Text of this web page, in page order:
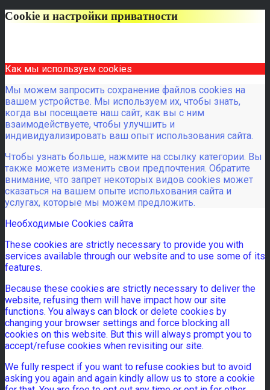
Cookie и настройки приватности
Как мы используем cookies
Мы можем запросить сохранение файлов cookies на
вашем устройстве. Мы используем их, чтобы знать,
когда вы посещаете наш сайт, как вы с ним
взаимодействуете, чтобы улучшить и
индивидуализировать ваш опыт использования сайта.
Чтобы узнать больше, нажмите на ссылку категории. Вы
также можете изменить свои предпочтения. Обратите
внимание, что запрет некоторых видов cookies может
сказаться на вашем опыте испольхования сайта и
услугах, которые мы можем предложить.
Необходимые Cookies сайта
These cookies are strictly necessary to provide you with
services available through our website and to use some of its
features.
Because these cookies are strictly necessary to deliver the
website, refusing them will have impact how our site
functions. You always can block or delete cookies by
changing your browser settings and force blocking all
cookies on this website. But this will always prompt you to
accept/refuse cookies when revisiting our site.
We fully respect if you want to refuse cookies but to avoid
asking you again and again kindly allow us to store a cookie